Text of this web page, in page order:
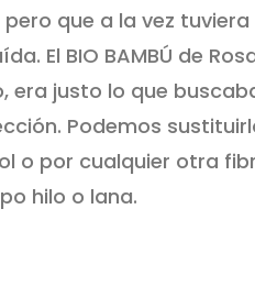
que a la vez tuviera
El BIO BAMBÚ de
era justo lo que
Podemos
o por cualquier otra
hilo o lana.